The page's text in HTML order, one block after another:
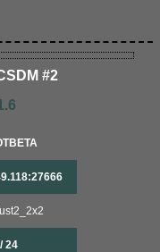
#2
24